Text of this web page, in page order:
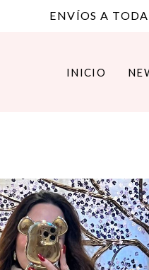
ENVÍOS A
INICIO